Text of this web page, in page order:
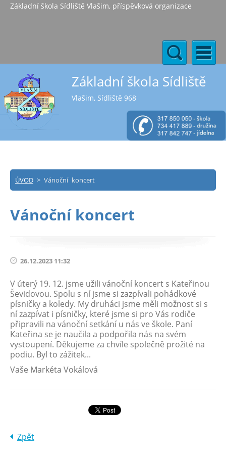
Základní škola Sídliště Vlašim, příspěvková organizace
Základní škola Sídliště
Vlašim, Sídliště 968
ÚVOD > Vánoční koncert
Vánoční koncert
26.12.2023 11:32
V úterý 19. 12. jsme užili vánoční koncert s Kateřinou
Ševidovou. Spolu s ní jsme si zazpívali pohádkové
písničky a koledy. My druháci jsme měli možnost si s
ní zazpívat i písničky, které jsme si pro Vás rodiče
připravili na vánoční setkání u nás ve škole. Paní
Kateřina se je naučila a podpořila nás na svém
vystoupení. Děkujeme za chvíle společně prožité na
podiu. Byl to zážitek...
Vaše Markéta Vokálová
Zpět